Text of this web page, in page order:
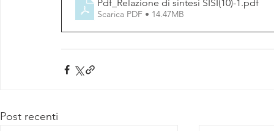
Pdf_Relazione di sintesi SISI(10)-1 .pdf
Scarica PDF • 14.47MB
Post recenti